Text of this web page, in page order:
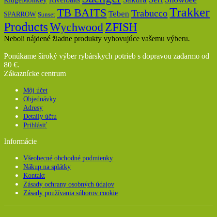
SPARROW Sunset TB BAITS Teben TrabuccoTrakker
ProductsWychwood ZFISH
Neboli nájdené žiadne produkty vyhovujúce vašemu výberu.
Ponúkame široký výber rybárskych potrieb s dopravou zadarmo od
80 €.
Zákaznícke centrum
Môj účet
Objednávky
Adresy
Detaily účtu
Prihlásiť
Informácie
Všeobecné obchodné podmienky
Nákup na splátky
Kontakt
Zásady ochrany osobných údajov
Zásady používania súborov cookie